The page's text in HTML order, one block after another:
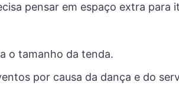
pensar em espaço extra para
o tamanho da tenda.
por causa da dança e do